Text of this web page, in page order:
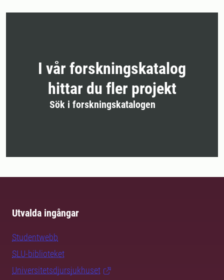
I vår forskningskatalog
hittar du fler projekt
Sök i forskningskatalogen
Utvalda ingångar
Studentwebb
SLU-biblioteket
Universitetsdjursjukhuset